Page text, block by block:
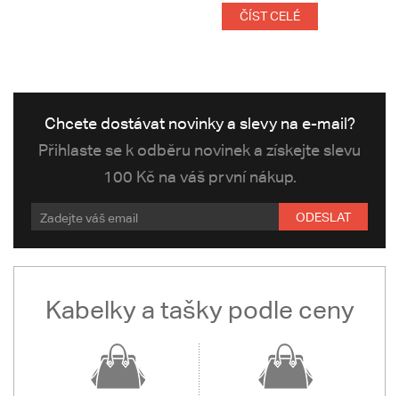
ČÍST CELÉ
Chcete dostávat novinky a slevy na e-mail?
Přihlaste se k odběru novinek a získejte slevu
100 Kč na váš první nákup.
ODESLAT
Kabelky a tašky podle ceny